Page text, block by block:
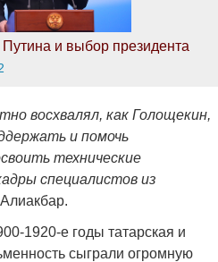
и выбор президента
восхвалял, как Голощекин,
и помочь
технические
специалистов из
1920-е годы татарская и
сыграли огромную